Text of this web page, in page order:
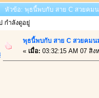
หัวข้อ: พุธนี้พบกับ สาย C สวยคม
กำลังดูอยู่
พุธนี้พบกับ สาย C สวยคมน
« เมื่อ: 03:32:15 AM 07 สิง